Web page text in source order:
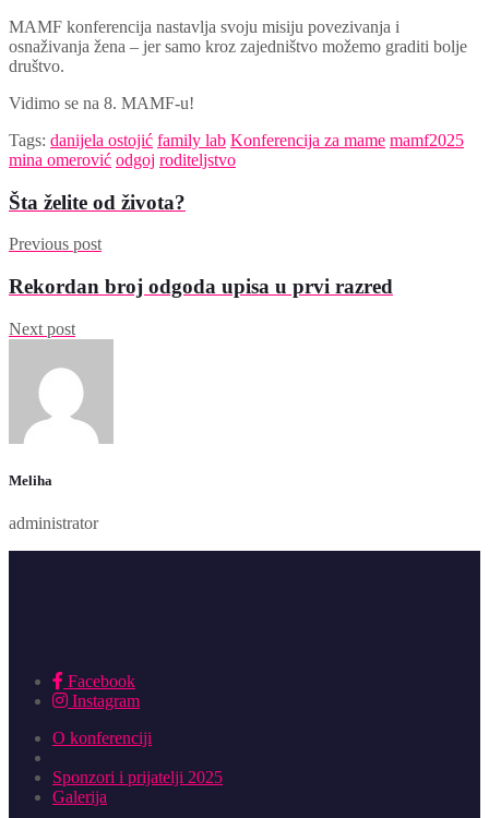
MAMF konferencija nastavlja svoju misiju povezivanja i
osnaživanja žena – jer samo kroz zajedništvo možemo graditi bolje
društvo.
Vidimo se na 8. MAMF-u!
Tags: danijela ostojić family lab Konferencija za mame mamf2025
mina omerović odgoj roditeljstvo
Šta želite od života?
Previous post
Rekordan broj odgoda upisa u prvi razred
Next post
Meliha
administrator
Facebook
Instagram
O konferenciji
Sponzori i prijatelji 2025
Galerija